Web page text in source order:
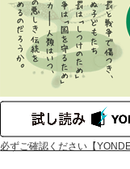
必ずご確認ください【